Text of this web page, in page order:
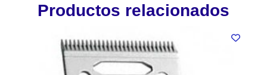
Productos relacionados